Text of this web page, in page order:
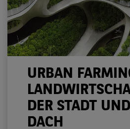
URBAN
DER STADT
DACH